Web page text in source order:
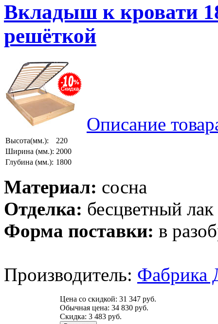
Вкладыш к кровати
решёткой
Описание
Высота(мм.):
220
Ширина (мм.): 2000
Глубина (мм.): 1800
Материал: сосна
Отделка: бесцветный лак
Форма поставки: в
Производитель: Фабрика
Цена со скидкой: 31 347 руб.
Обычная цена: 34 830 руб.
Скидка: 3 483 руб.